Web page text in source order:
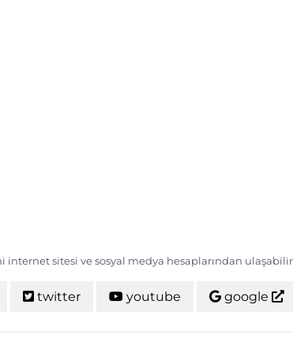
sitesi ve sosyal medya hesaplarından
twitter youtube google